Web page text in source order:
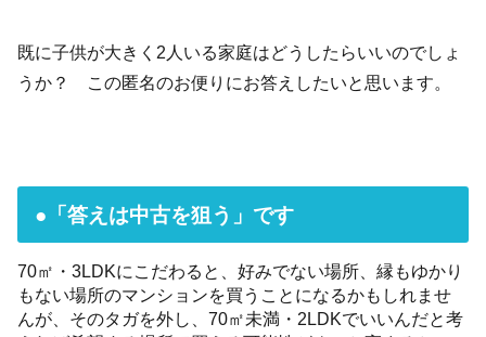
既に子供が大きく2人いる家庭はどうしたらいいのでしょ
うか？ この匿名のお便りにお答えしたいと思います。
●「答えは中古を狙う」です
70㎡・3LDKにこだわると、好みでない場所、縁もゆかり
もない場所のマンションを買うことになるかもしれませ
んが、そのタガを外し、70㎡未満・2LDKでいいんだと考